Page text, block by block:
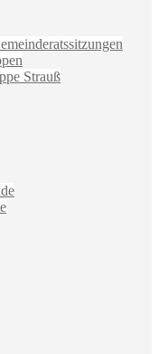
Strauß